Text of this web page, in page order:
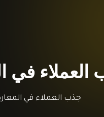
في
جذب العملاء في